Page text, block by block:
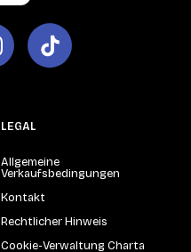
LEGAL
Allgemeine
Verkaufsbedingungen
Kontakt
Rechtlicher Hinweis
Cookie-Verwaltung Charta